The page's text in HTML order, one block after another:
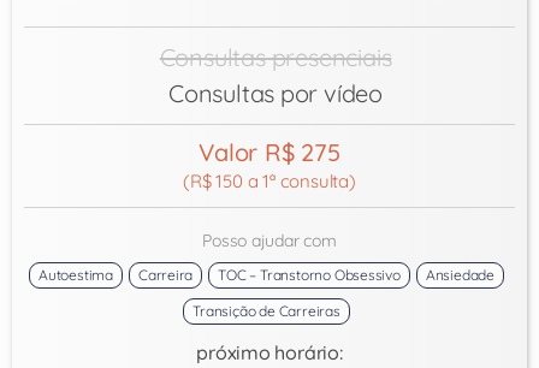
Consultas presenciais
Consultas por vídeo
Valor R$ 275
(R$ 150 a 1ª consulta)
Posso ajudar com
Autoestima Carreira TOC – Transtorno Obsessivo
Ansiedade
Transição de Carreiras
próximo horário: